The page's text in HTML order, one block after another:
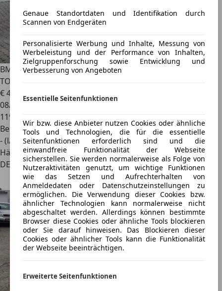
Genaue Standortdaten und Identifikation durch
Scannen von Endgeräten
Personalisierte Werbung und Inhalte, Messung von
Werbeleistung und der Performance von Inhalten,
Zielgruppenforschung sowie Entwicklung und
Verbesserung von Angeboten
Essentielle Seitenfunktionen
Wir bzw. diese Anbieter nutzen Cookies oder ähnliche
Tools und Technologien, die für die essentielle
Seitenfunktionen erforderlich sind und die
einwandfreie Funktionalität der Webseite
sicherstellen. Sie werden normalerweise als Folge von
Nutzeraktivitäten genutzt, um wichtige Funktionen
wie das Setzen und Aufrechterhalten von
Anmeldedaten oder Datenschutzeinstellungen zu
ermöglichen. Die Verwendung dieser Cookies bzw.
ähnlicher Technologien kann normalerweise nicht
abgeschaltet werden. Allerdings können bestimmte
Browser diese Cookies oder ähnliche Tools blockieren
oder Sie darauf hinweisen. Das Blockieren dieser
Cookies oder ähnlicher Tools kann die Funktionalität
der Webseite beeinträchtigen.
Erweiterte Seitenfunktionen
BMW M3BMW E46 M3 Cabrio 2. Hand Alpina H&K Carbon
TOP!
€ 42.900
08/2006
119.000 km
Benzin
- (l/100 km)
Händler
DE 53560